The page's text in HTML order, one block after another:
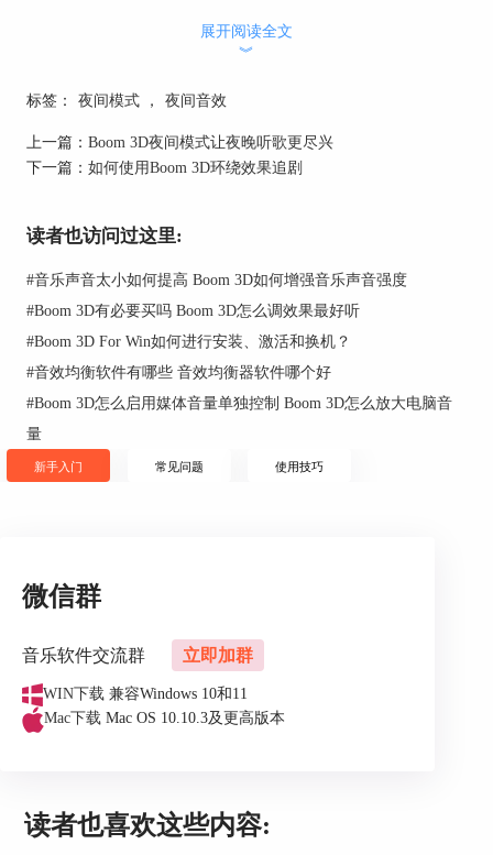
小编这里测试的是将“夜间模式”运用到“吃鸡”端游
Boom Audio就可以感受到夜间模式的音效变化了。
但是脚步声是没有什么变化的，所以不用担心使用
了夜间模式听不到周围敌人。
小编这里使用腾讯视频来为大家讲解一下如何使用
Boom 3D的夜间模式看电影。根据上面第一点设置
完成自己想要的效果之后，大家再打开腾讯视频的
设置。
点击音效设置，输出设备选择Boom Audio，就可以
感受这款软件带来的夜间电影氛围。
展开阅读全文
︾
标签： 夜间模式 ， 夜间音效
上一篇： Boom 3D夜间模式让夜晚听歌更尽兴
下一篇： 如何使用Boom 3D环绕效果追剧
读者也访问过这里:
#音乐声音太小如何提高 Boom 3D如何增强音乐声音强度
#Boom 3D有必要买吗 Boom 3D怎么调效果最好听
#Boom 3D For Win如何进行安装、激活和换机？
#音效均衡软件有哪些 音效均衡器软件哪个好
#Boom 3D怎么启用媒体音量单独控制 Boom 3D怎么放大电脑音
量
新手入门 常见问题 使用技巧
微信群
音乐软件交流群 立即加群
WIN下载 兼容Windows 10和11
Mac下载 Mac OS 10.10.3及更高版本
读者也喜欢这些内容: